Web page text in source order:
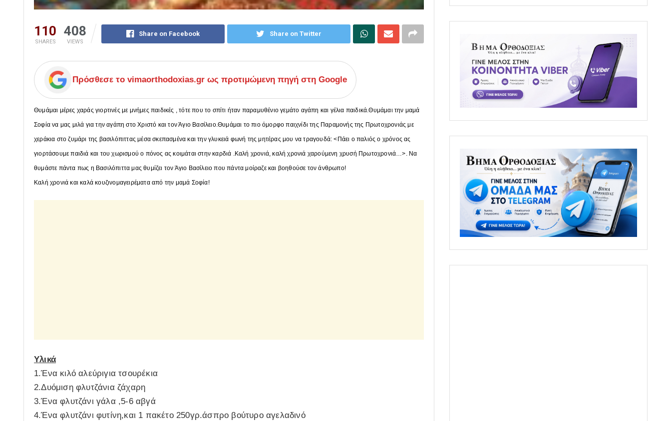
110
SHARES
408
VIEWS
Share on Facebook Share on Twitter
Πρόσθεσε το vimaorthodoxias.gr ως προτιμώμενη πηγή στη Google
Θυμάμαι μέρες χαράς γιορτινές με μνήμες παιδικές , τότε που το σπίτι ήταν παραμυθένιο γεμάτο αγάπη και γέλια παιδικά.Θυμάμαι την μαμά
Σοφία να μας μιλά για την αγάπη στο Χριστό και τον Άγιο Βασίλειο.Θυμάμαι το πιο όμορφο παιχνίδι της Παραμονής της Πρωτοχρονιάς με
χεράκια στο ζυμάρι της βασιλόπιττας μέσα σκεπασμένα και την γλυκειά φωνή της μητέρας μου να τραγουδά: <Πάει ο παλιός ο χρόνος ας
γιορτάσουμε παιδιά και του χωρισμού ο πόνος ας κοιμάται στην καρδιά .Καλή χρονιά, καλή χρονιά χαρούμενη χρυσή Πρωτοχρονιά…>. Να
θυμάστε πάντα πως η Βασιλόπιττα μας θυμίζει τον Άγιο Βασίλειο που πάντα μοίραζε και βοηθούσε τον άνθρωπο!
Καλή χρονιά και καλά κουζινομαγειρέματα από την μαμά Σοφία!
Υλικά
1.Ένα κιλό αλεύριγια τσουρέκια
2.Δυόμιση φλυτζάνια ζάχαρη
3.Ένα φλυτζάνι γάλα ,5-6 αβγά
4.Ένα φλυτζάνι φυτίνη,και 1 πακέτο 250γρ.άσπρο βούτυρο αγελαδινό